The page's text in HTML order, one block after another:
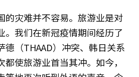
的灾难并不容易。旅游业是对
。我们在新冠疫情期间经历了
德（THAAD）冲突、韩日关系
使旅游业首当其冲。如今，